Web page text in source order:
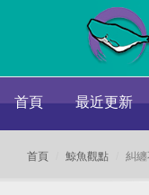
首頁 最近更新
首頁 鯨魚觀點 糾